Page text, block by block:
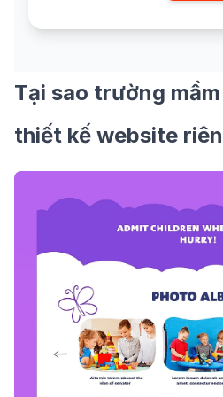
Tại sao trường
thiết kế website